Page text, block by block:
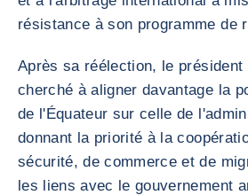
résistance à son programme de
Après sa réélection, le président
cherché à aligner davantage la
de l'Équateur sur celle de
donnant la priorité à la
sécurité, de commerce et de
les liens avec le gouvernement